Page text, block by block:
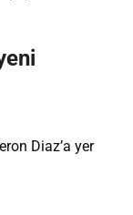
Diaz’a yer